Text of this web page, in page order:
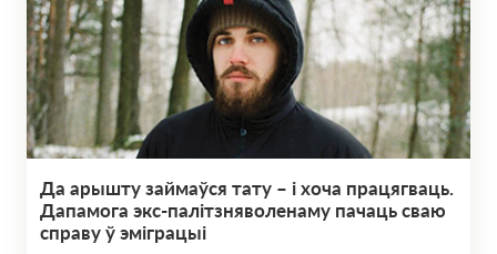
Да арышту займаўся тату – і хоча працягваць.
Дапамога экс-палітзняволенаму пачаць сваю
справу ў эміграцыі